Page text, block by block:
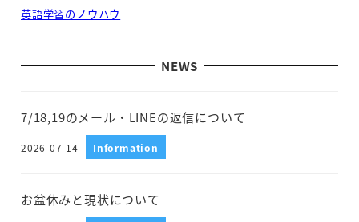
英語学習のノウハウ
NEWS
7/18,19のメール・LINEの返信について
投稿日
2026-07-14 Information
お盆休みと現状について